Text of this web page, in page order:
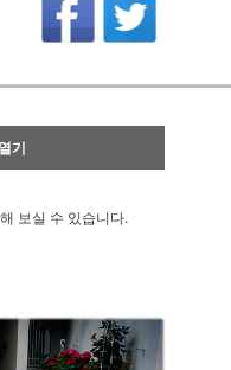
기
보실 수 있습니다.